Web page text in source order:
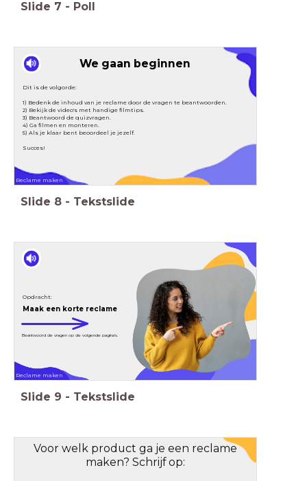
Slide 7 - Poll
We gaan beginnen
Dit is de volgorde:
1) Bedenk de inhoud van je reclame door de vragen te beantwoorden.
2) Bekijk de video's met handige filmtips.
3) Beantwoord de quizvragen.
4) Ga filmen en monteren.
5) Als je klaar bent beoordeel je jezelf.
Succes!
Reclame maken
Slide 8 - Tekstslide
Opdracht:
Maak een korte reclame
Beantwoord de vragen op de volgende pagina's.
Reclame maken
Slide 9 - Tekstslide
Voor welk product ga je een reclame
maken? Schrijf op: